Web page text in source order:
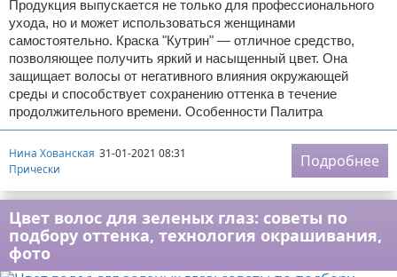
Продукция выпускается не только для профессионального
ухода, но и может использоваться женщинами
самостоятельно. Краска "Кутрин" — отличное средство,
позволяющее получить яркий и насыщенный цвет. Она
защищает волосы от негативного влияния окружающей
среды и способствует сохранению оттенка в течение
продолжительного времени. Особенности Палитра
Нина Хованская 31-01-2021 08:31
Прически
Подробнее
Цвет волос для зеленых глаз: советы по
подбору оттенка, технология окрашивания,
фото